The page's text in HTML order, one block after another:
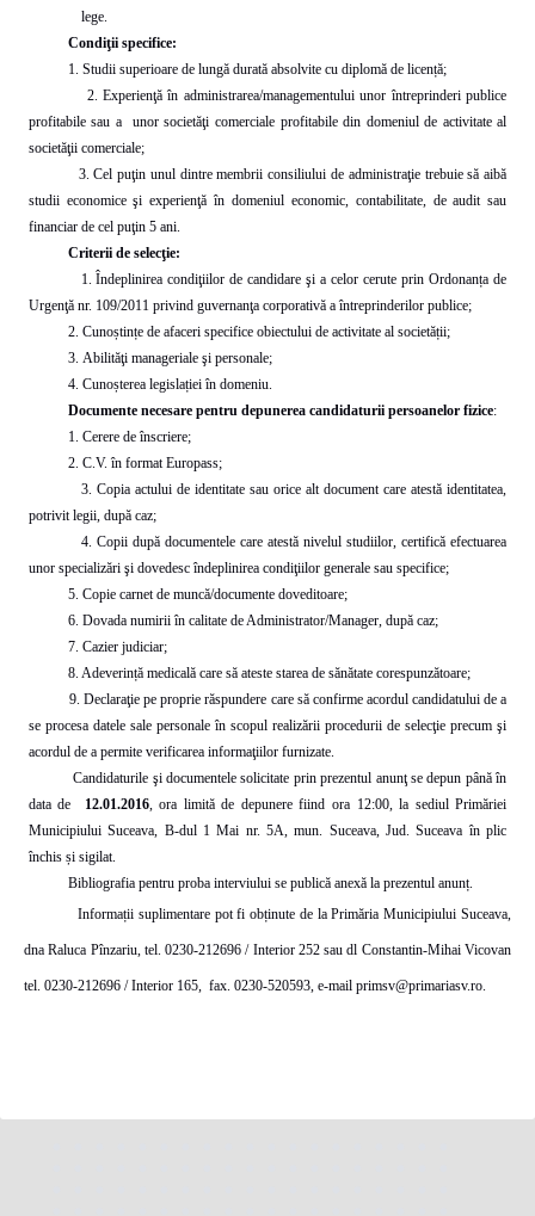
lege.
Condiţii specifice:
1. Studii superioare de lungă durată absolvite cu diplomă de licență;
2. Experienţă în administrarea/managementului unor întreprinderi publice
profitabile sau a unor societăţi comerciale profitabile din domeniul de activitate al
societăţii comerciale;
3. Cel puţin unul dintre membrii consiliului de administraţie trebuie să aibă
studii economice şi experienţă în domeniul economic, contabilitate, de audit sau
financiar de cel puţin 5 ani.
Criterii de selecţie:
1. Îndeplinirea condiţiilor de candidare şi a celor cerute prin Ordonanța de
Urgenţă nr. 109/2011 privind guvernanţa corporativă a întreprinderilor publice;
2. Cunoștințe de afaceri specifice obiectului de activitate al societății;
3. Abilităţi manageriale şi personale;
4. Cunoșterea legislației în domeniu.
Documente necesare pentru depunerea candidaturii persoanelor fizice:
1. Cerere de înscriere;
2. C.V. în format Europass;
3. Copia actului de identitate sau orice alt document care atestă identitatea,
potrivit legii, după caz;
4. Copii după documentele care atestă nivelul studiilor, certifică efectuarea
unor specializări şi dovedesc îndeplinirea condiţiilor generale sau specifice;
5. Copie carnet de muncă/documente doveditoare;
6. Dovada numirii în calitate de Administrator/Manager, după caz;
7. Cazier judiciar;
8. Adeverință medicală care să ateste starea de sănătate corespunzătoare;
9. Declaraţie pe proprie răspundere care să confirme acordul candidatului de a
se procesa datele sale personale în scopul realizării procedurii de selecţie precum şi
acordul de a permite verificarea informaţiilor furnizate.
Candidaturile şi documentele solicitate prin prezentul anunţ se depun până în
data de
12.01.2016, ora limită de depunere fiind ora 12:00, la sediul Primăriei
Municipiului Suceava, B-dul 1 Mai nr. 5A, mun. Suceava, Jud. Suceava în plic
închis și sigilat.
Bibliografia pentru proba interviului se publică anexă la prezentul anunț.
Informații suplimentare pot fi obținute de la Primăria Municipiului Suceava,
dna Raluca Pînzariu, tel. 0230-212696 / Interior 252 sau dl Constantin-Mihai Vicovan
tel. 0230-212696 / Interior 165, fax. 0230-520593, e-mail primsv@primariasv.ro